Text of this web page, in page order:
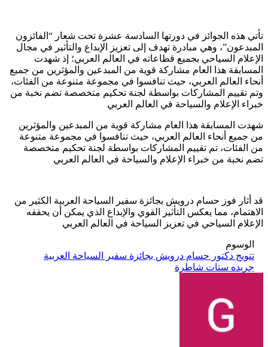
تأتي هذه الجوائز في دورتها السادسة عشرة تحت شعار “الفائزون
المبدعون”، وهي مبادرة تهدف إلى تعزيز الإبداع والتأثير في مجال
الإعلام السياحي بجميع قطاعاته في العالم العربي؛ إذ شهدت
المسابقة هذا العام مشاركة قوية من المبدعين والمؤثرين من جميع
أنحاء العالم العربي، حيث تنافسوا في مجموعة متنوعة من الفئات،
وتم تقييم المشاركات بواسطة لجنة تحكيم متخصصة تضم نخبة من
خبراء الإعلام والسياحة في العالم العربي
شهدت المسابقة هذا العام مشاركة قوية من المبدعين والمؤثرين
من جميع أنحاء العالم العربي، حيث تنافسوا في مجموعة متنوعة
من الفئات، تم تقييم المشاركات بواسطة لجنة تحكيم متخصصة
تضم نخبة من خبراء الإعلام والسياحة في العالم العربي
قد أثار فوز حسام درويش بجائزة سفير السياحة العربية الكثير من
الاهتمام، مما يعكس التأثير القوي والإبداع الذي يمكن أن يحققه
الإعلام السياحي في تعزيز السياحة في العالم العربي
الوسوم
تتويج دكتور حسام درويش بجائزة سفير السياحة العربية
جريده ستات شاطرة